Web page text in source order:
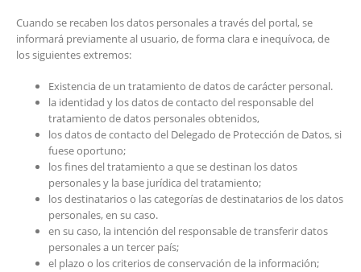
Cuando se recaben los datos personales a través del portal, se
informará previamente al usuario, de forma clara e inequívoca, de
los siguientes extremos:
Existencia de un tratamiento de datos de carácter personal.
la identidad y los datos de contacto del responsable del
tratamiento de datos personales obtenidos,
los datos de contacto del Delegado de Protección de Datos, si
fuese oportuno;
los fines del tratamiento a que se destinan los datos
personales y la base jurídica del tratamiento;
los destinatarios o las categorías de destinatarios de los datos
personales, en su caso.
en su caso, la intención del responsable de transferir datos
personales a un tercer país;
el plazo o los criterios de conservación de la información;